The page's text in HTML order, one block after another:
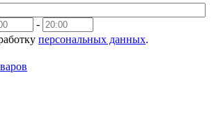
-
персональных данных.